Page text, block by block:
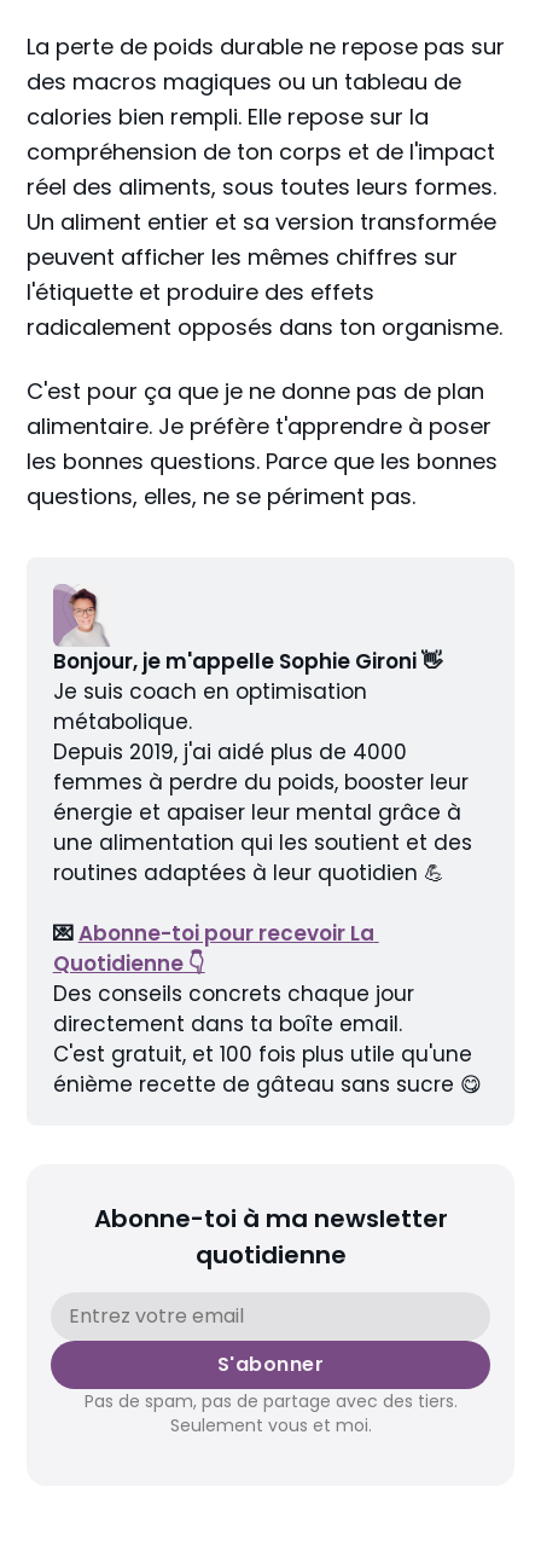
La perte de poids durable ne repose pas sur
des macros magiques ou un tableau de
calories bien rempli. Elle repose sur la
compréhension de ton corps et de l'impact
réel des aliments, sous toutes leurs formes.
Un aliment entier et sa version transformée
peuvent afficher les mêmes chiffres sur
l'étiquette et produire des effets
radicalement opposés dans ton organisme.
C'est pour ça que je ne donne pas de plan
alimentaire. Je préfère t'apprendre à poser
les bonnes questions. Parce que les bonnes
questions, elles, ne se périment pas.
Bonjour, je m'appelle Sophie Gironi 👋
Je suis coach en optimisation
métabolique.
Depuis 2019, j'ai aidé plus de 4000
femmes à perdre du poids, booster leur
énergie et apaiser leur mental grâce à
une alimentation qui les soutient et des
routines adaptées à leur quotidien 💪
💌 Abonne-toi pour recevoir La
Quotidienne 👇
Des conseils concrets chaque jour
directement dans ta boîte email.
C'est gratuit, et 100 fois plus utile qu'une
énième recette de gâteau sans sucre 😋
Abonne-toi à ma newsletter
quotidienne
S'abonner
Pas de spam, pas de partage avec des tiers.
Seulement vous et moi.